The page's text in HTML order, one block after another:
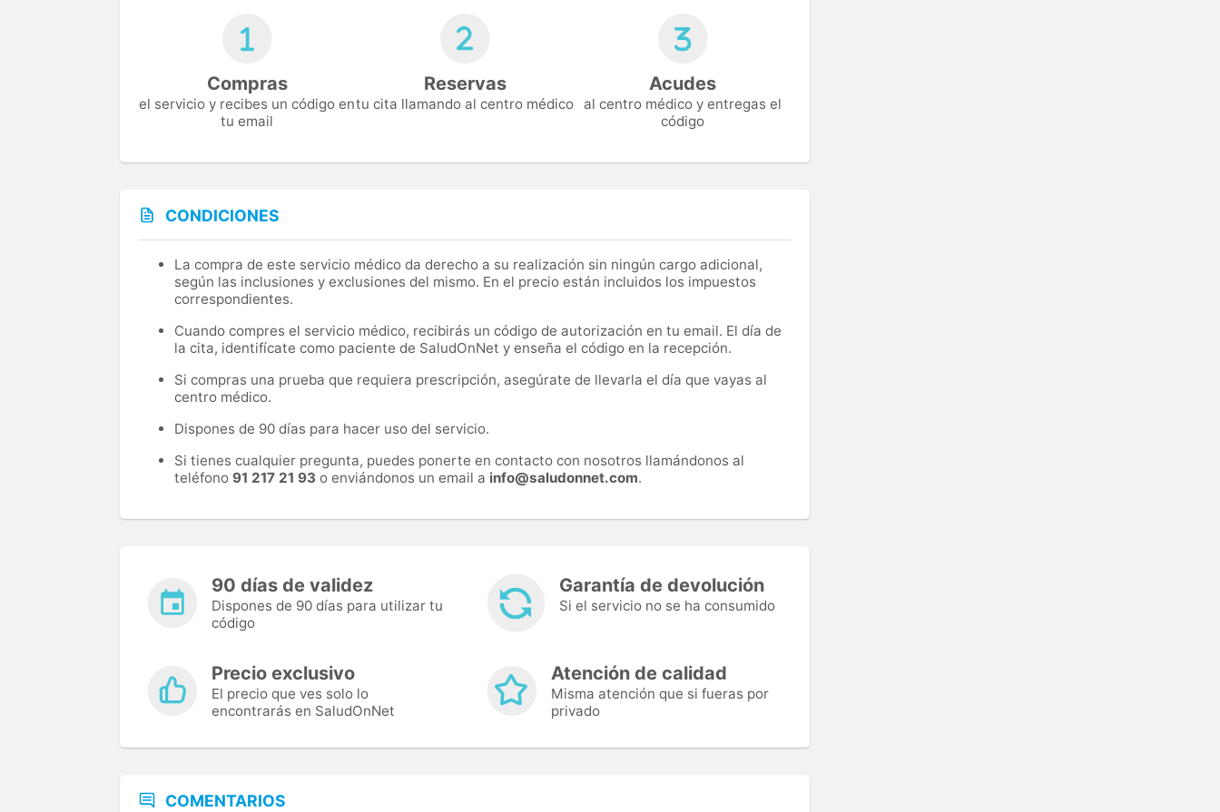
Compras
el servicio y recibes un código en
tu email
Reservas
tu cita llamando al centro médico
Acudes
al centro médico y entregas el
código
CONDICIONES
La compra de este servicio médico da derecho a su realización sin ningún cargo adicional,
según las inclusiones y exclusiones del mismo. En el precio están incluidos los impuestos
correspondientes.
Cuando compres el servicio médico, recibirás un código de autorización en tu email. El día de
la cita, identifícate como paciente de SaludOnNet y enseña el código en la recepción.
Si compras una prueba que requiera prescripción, asegúrate de llevarla el día que vayas al
centro médico.
Dispones de 90 días para hacer uso del servicio.
Si tienes cualquier pregunta, puedes ponerte en contacto con nosotros llamándonos al
teléfono 91 217 21 93 o enviándonos un email a info@saludonnet.com.
90 días de validez
Dispones de 90 días para utilizar tu
código
Garantía de devolución
Si el servicio no se ha consumido
Precio exclusivo
El precio que ves solo lo
encontrarás en SaludOnNet
Atención de calidad
Misma atención que si fueras por
privado
COMENTARIOS